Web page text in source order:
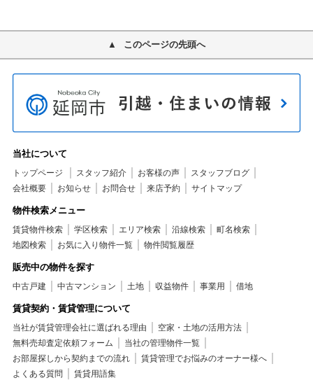
このページの先頭へ
当社について
トップページ スタッフ紹介 お客様の声
スタッフブログ
会社概要
お知らせ お問合せ 来店予約 サイトマップ
物件検索メニュー
賃貸物件検索 学区検索 エリア検索 沿線検索
町名検索
地図検索
お気に入り物件一覧 物件閲覧履歴
販売中の物件を探す
中古戸建 中古マンション 土地 収益物件 事業用 借地
賃貸契約・賃貸管理について
当社が賃貸管理会社に選ばれる理由
空家・土地の活用方法
無料売却査定依頼フォーム
当社の管理物件一覧
お部屋探しから契約までの流れ
賃貸管理でお悩みのオーナー様へ
よくある質問
賃貸用語集